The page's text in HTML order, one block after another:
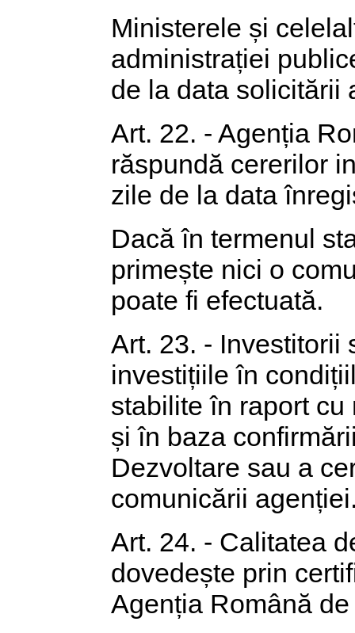
Ministerele și
administrației
de la data solicitării
Art. 22. - Agenția
răspundă cererilor
zile de la data
Dacă în termenul
primește nici o
poate fi efectuată.
Art. 23. - Investitorii
investițiile în
stabilite în raport
și în baza
Dezvoltare sau a
comunicării
Art. 24. - Calitatea
dovedește prin
Agenția Română